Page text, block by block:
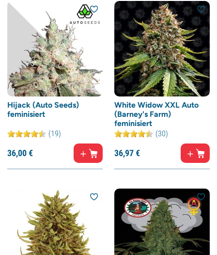
Hijack (Auto Seeds)
feminisiert
(19)
36,00€
White Widow XXL Auto
(Barney's Farm)
feminisiert
(30)
36,97€